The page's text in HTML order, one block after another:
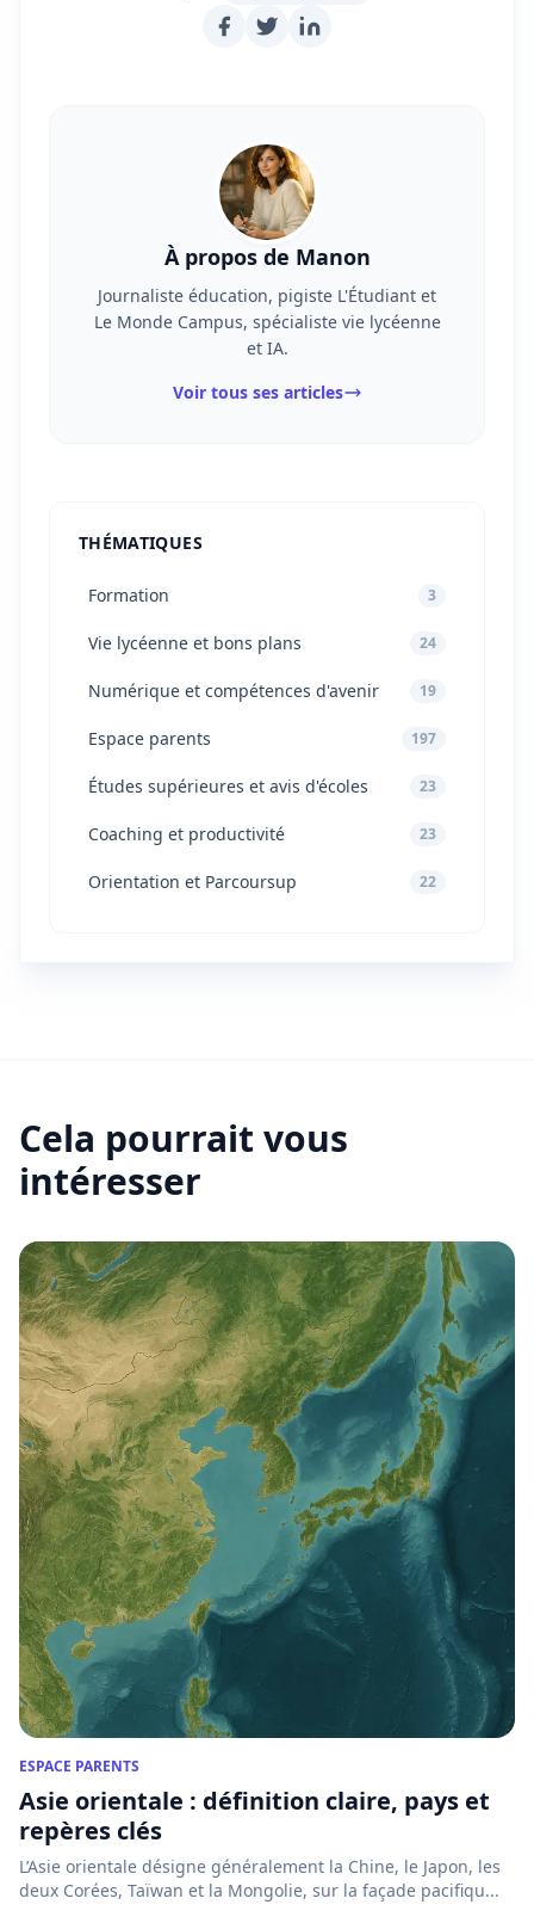
À propos de Manon
Journaliste éducation, pigiste L'Étudiant et
Le Monde Campus, spécialiste vie lycéenne
et IA.
Voir tous ses articles
THÉMATIQUES
Formation 3
Vie lycéenne et bons plans 24
Numérique et compétences d'avenir 19
Espace parents 197
Études supérieures et avis d'écoles 23
Coaching et productivité 23
Orientation et Parcoursup 22
Cela pourrait vous
intéresser
ESPACE PARENTS
Asie orientale : définition claire, pays et
repères clés
L’Asie orientale désigne généralement la Chine, le Japon, les
deux Corées, Taïwan et la Mongolie, sur la façade pacifiqu...